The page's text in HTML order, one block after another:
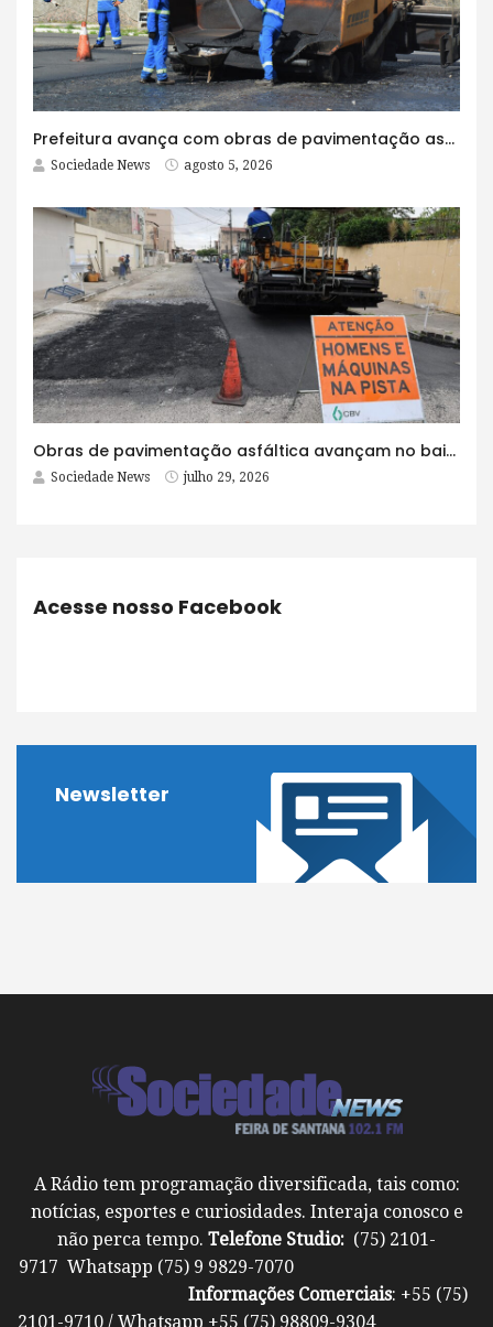
Prefeitura avança com obras de pavimentação asfáltica na Rua Lopes Rodrigues
Sociedade News agosto 5, 2026
Obras de pavimentação asfáltica avançam no bairro Brasília e chegam a mais quatro ruas
Sociedade News julho 29, 2026
Acesse nosso Facebook
Newsletter
A Rádio tem programação diversificada, tais como:
notícias, esportes e curiosidades. Interaja conosco e
não perca tempo. Telefone Studio: (75) 2101-
9717 Whatsapp (75) 9 9829-7070
Informações Comerciais: +55 (75)
2101-9710 / Whatsapp +55 (75) 98809-9304